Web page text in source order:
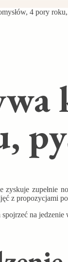
4 pory
zyskuje
z propozycjami
na jedzenie